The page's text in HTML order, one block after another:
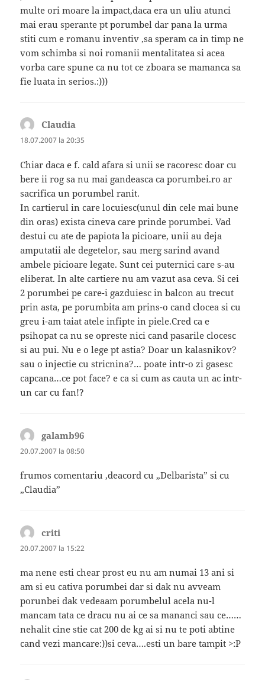
multe ori moare la impact,daca era un uliu atunci
mai erau sperante pt porumbel dar pana la urma
stiti cum e romanu inventiv ,sa speram ca in timp ne
vom schimba si noi romanii mentalitatea si acea
vorba care spune ca nu tot ce zboara se mamanca sa
fie luata in serios.:)))
Claudia
18.07.2007 la 20:35
Chiar daca e f. cald afara si unii se racoresc doar cu
bere ii rog sa nu mai gandeasca ca porumbei.ro ar
sacrifica un porumbel ranit.
In cartierul in care locuiesc(unul din cele mai bune
din oras) exista cineva care prinde porumbei. Vad
destui cu ate de papiota la picioare, unii au deja
amputatii ale degetelor, sau merg sarind avand
ambele picioare legate. Sunt cei puternici care s-au
eliberat. In alte cartiere nu am vazut asa ceva. Si cei
2 porumbei pe care-i gazduiesc in balcon au trecut
prin asta, pe porumbita am prins-o cand clocea si cu
greu i-am taiat atele infipte in piele.Cred ca e
psihopat ca nu se opreste nici cand pasarile clocesc
si au pui. Nu e o lege pt astia? Doar un kalasnikov?
sau o injectie cu stricnina?… poate intr-o zi gasesc
capcana…ce pot face? e ca si cum as cauta un ac intr-
un car cu fan!?
galamb96
20.07.2007 la 08:50
frumos comentariu ,deacord cu „Delbarista” si cu
„Claudia”
criti
20.07.2007 la 15:22
ma nene esti chear prost eu nu am numai 13 ani si
am si eu cativa porumbei dar si dak nu avveam
porunbei dak vedeaam porumbelul acela nu-l
mancam tata ce dracu nu ai ce sa mananci sau ce……
nehalit cine stie cat 200 de kg ai si nu te poti abtine
cand vezi mancare:))si ceva….esti un bare tampit >:P